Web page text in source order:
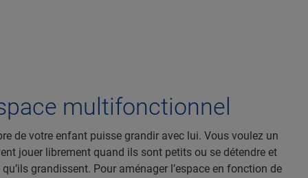
multifonctionnel
de votre enfant puisse grandir avec lui. Vous voulez un
jouer librement quand ils sont petits ou se détendre et
grandissent. Pour aménager l’espace en fonction de